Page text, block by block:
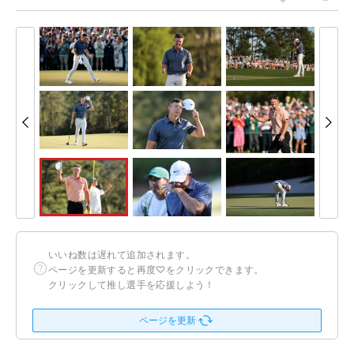
いいね数は遅れて追加されます。
ページを更新すると再度♡をクリックできます。
クリックして推し選手を応援しよう！
ページを更新